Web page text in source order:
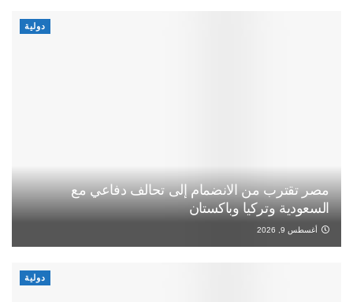
دولية
مصر تقترب من الانضمام إلى تحالف دفاعي مع
السعودية وتركيا وباكستان
أغسطس 9, 2026
دولية